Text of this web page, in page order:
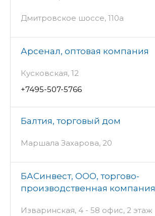
Дмитровское шоссе, 110а
Арсенал, оптовая компания
Кусковская, 12
+7495-507-5766
Балтия, торговый дом
Маршала Захарова, 20
БАСинвест, ООО, торгово-
производственная компания
Изваринская, 4 - 58 офис, 2 этаж